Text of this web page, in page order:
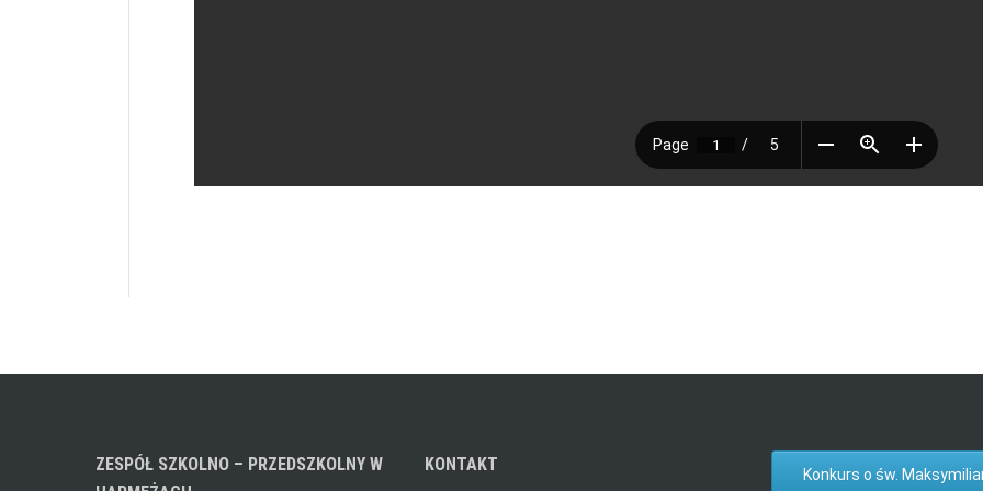
ZESPÓŁ SZKOLNO – PRZEDSZKOLNY W
KONTAKT Konkurs o św.